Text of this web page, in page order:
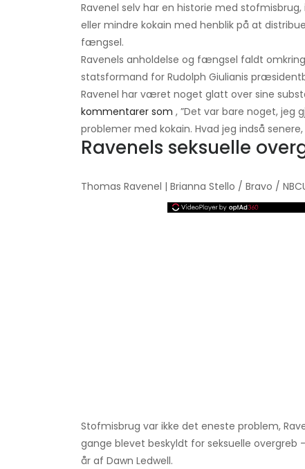
Ravenel selv har en historie med
eller mindre kokain med henblik på at
fængsel.
Ravenels anholdelse og fængsel faldt
statsformand for Rudolph Giulianis
Ravenel har været noget glatt over sine
kommentarer som , ”Det var bare noget, jeg
problemer med kokain. Hvad jeg indså
Ravenels seksuelle
Thomas Ravenel | Brianna Stello / Bravo /
Stofmisbrug var ikke det eneste problem,
gange blevet beskyldt for seksuelle overgreb
år af Dawn Ledwell.